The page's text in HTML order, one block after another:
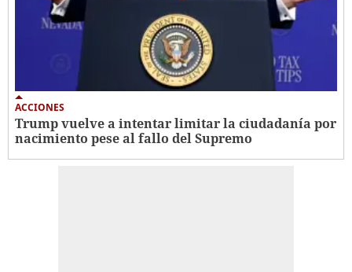
ACCIONES
Trump vuelve a intentar limitar la ciudadanía por
nacimiento pese al fallo del Supremo